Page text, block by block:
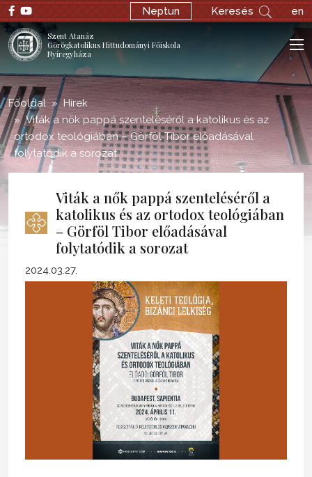
; Neptun Keresés en
Szent Atanáz
Görögkatolikus Hittudományi Főiskola
Nyíregyháza
Főoldal
Hírek
Viták a nők pappá szenteléséről a katolikus és az
ortodox teológiában – Görföl Tibor előadásával
folytatódik a sorozat
Viták a nők pappá szenteléséről a
katolikus és az ortodox teológiában
– Görföl Tibor előadásával
folytatódik a sorozat
2024.03.27.